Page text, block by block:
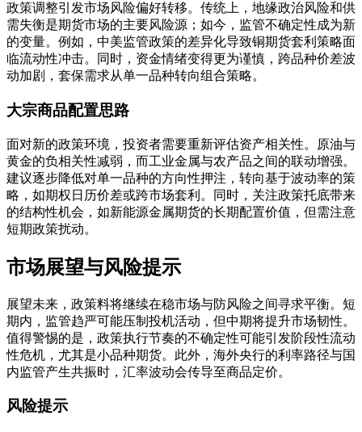
政策调整引发市场风险偏好转移。传统上，地缘政治风险和供
需失衡是期货市场的主要风险源；如今，监管不确定性成为新
的变量。例如，中美监管政策的差异化导致铜期货套利策略面
临流动性冲击。同时，资金情绪变得更为谨慎，跨品种价差波
动加剧，套保需求从单一品种转向组合策略。
大宗商品配置思路
面对新的政策环境，投资者需要重新评估资产相关性。原油与
黄金的负相关性减弱，而工业金属与农产品之间的联动增强。
建议逐步降低对单一品种的方向性押注，转向基于波动率的策
略，如期权日历价差或跨市场套利。同时，关注政策托底带来
的结构性机会，如新能源金属期货的长期配置价值，但需注意
短期政策扰动。
市场展望与风险提示
展望未来，政策料将继续在稳市场与防风险之间寻求平衡。短
期内，监管趋严可能压制投机活动，但中期将提升市场韧性。
值得警惕的是，政策执行节奏的不确定性可能引发阶段性流动
性危机，尤其是小品种期货。此外，海外央行的利率路径与国
内监管产生共振时，汇率波动会传导至商品定价。
风险提示